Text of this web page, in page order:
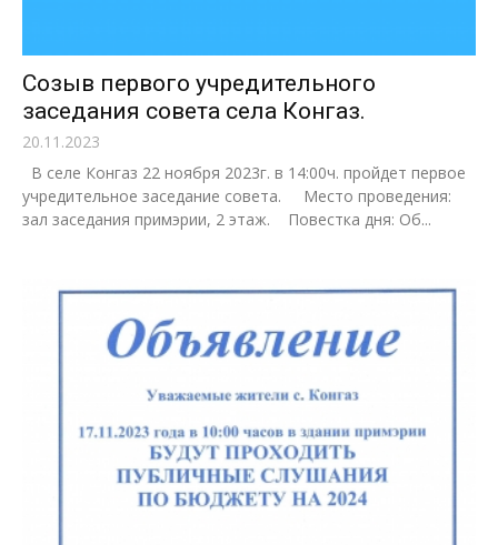
Созыв первого учредительного
заседания совета села Конгаз.
20.11.2023
В селе Конгаз 22 ноября 2023г. в 14:00ч. пройдет первое
учредительное заседание совета. Место проведения:
зал заседания примэрии, 2 этаж. Повестка дня: Об...